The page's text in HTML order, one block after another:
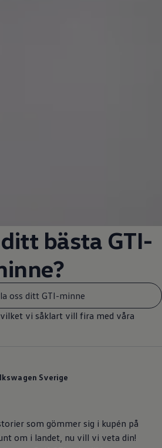
bästa GTI-
oss ditt GTI-minne
vi såklart vill fira med våra
Sverige
som gömmer sig i kupén på
om i landet, nu vill vi veta din!